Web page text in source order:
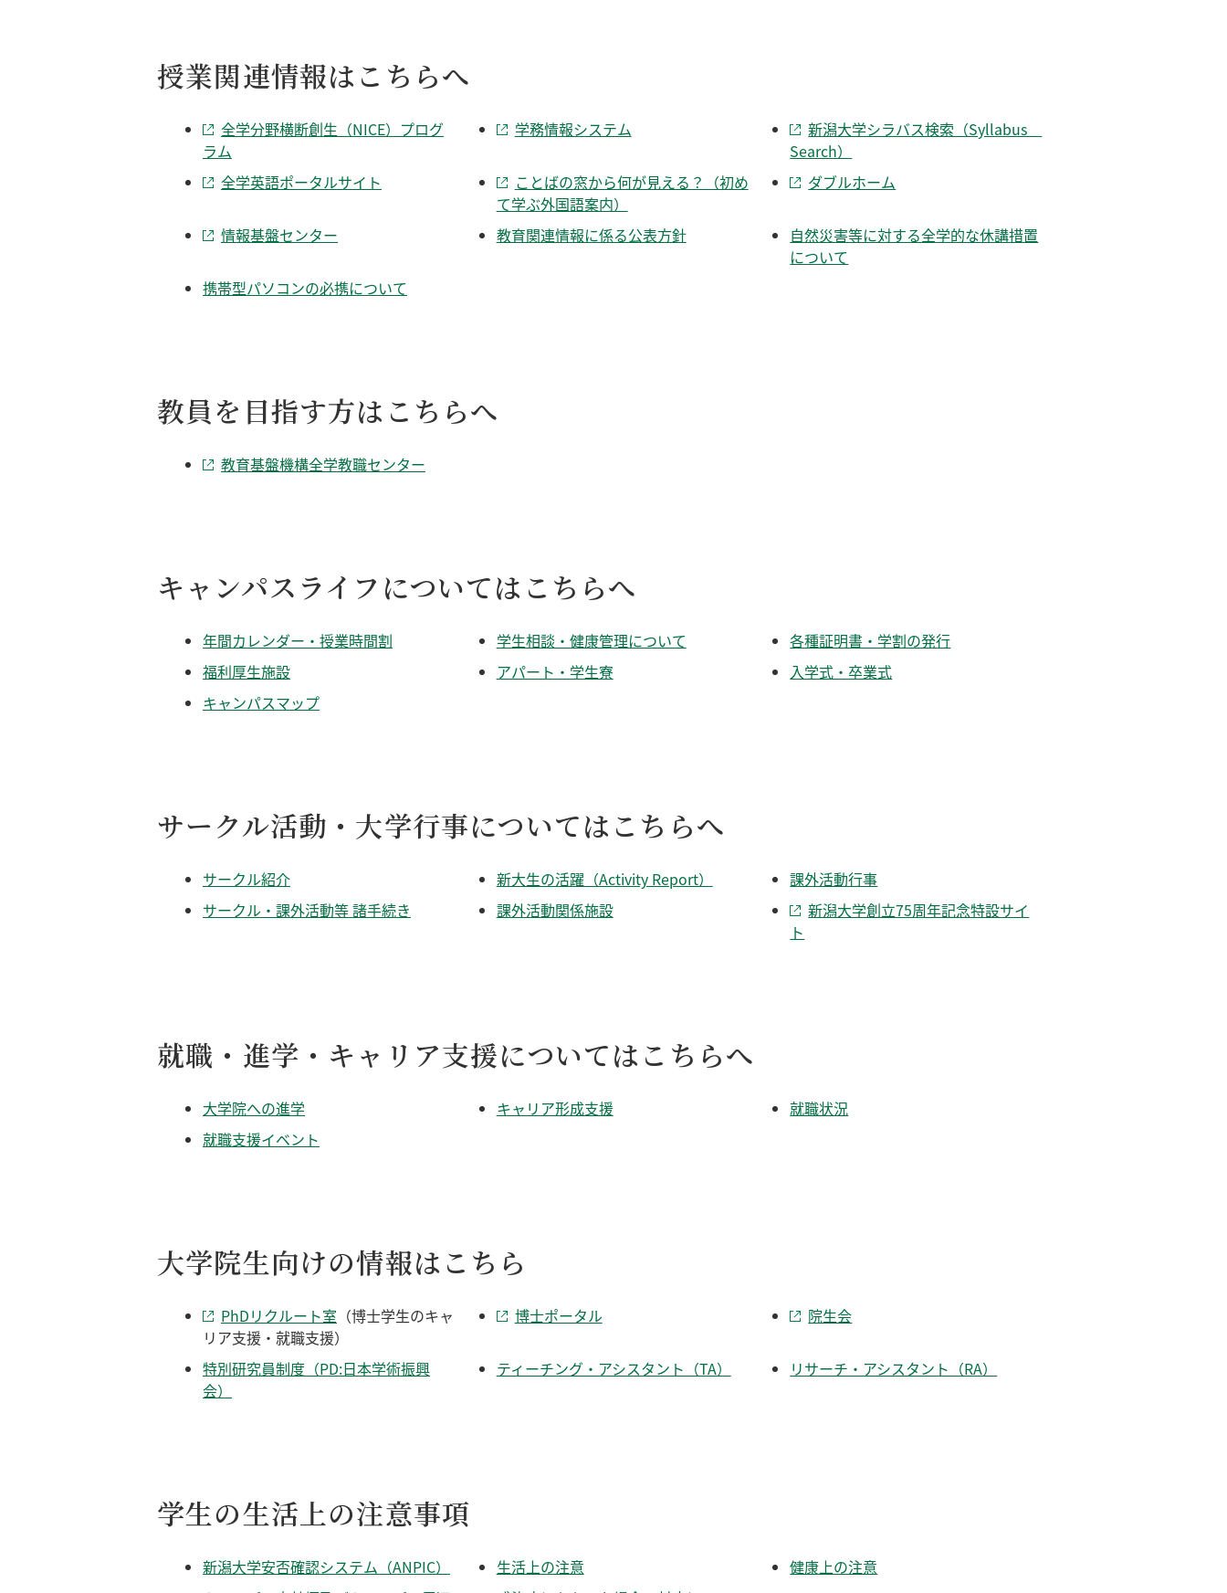
授業関連情報はこちらへ
全学分野横断創生（NICE）プログ
ラム
学務情報システム
新潟大学シラバス検索（Syllabus
Search）
全学英語ポータルサイト
ことばの窓から何が見える？（初め
て学ぶ外国語案内）
ダブルホーム
情報基盤センター 教育関連情報に係る公表方針
自然災害等に対する全学的な休講措置
について
携帯型パソコンの必携について
教員を目指す方はこちらへ
教育基盤機構全学教職センター
キャンパスライフについてはこちらへ
年間カレンダー・授業時間割 学生相談・健康管理について
各種証明書・学割の発行
福利厚生施設
アパート・学生寮
入学式・卒業式
キャンパスマップ
サークル活動・大学行事についてはこちらへ
サークル紹介 新大生の活躍（Activity Report）
課外活動行事
サークル・課外活動等 諸手続き
課外活動関係施設
新潟大学創立75周年記念特設サイ
ト
就職・進学・キャリア支援についてはこちらへ
大学院への進学 キャリア形成支援
就職状況
就職支援イベント
大学院生向けの情報はこちら
PhDリクルート室 （博士学生のキャ
リア支援・就職支援）
博士ポータル 院生会
特別研究員制度（PD:日本学術振興
会）
ティーチング・アシスタント（TA） リサーチ・アシスタント（RA）
学生の生活上の注意事項
新潟大学安否確認システム（ANPIC） 生活上の注意
健康上の注意